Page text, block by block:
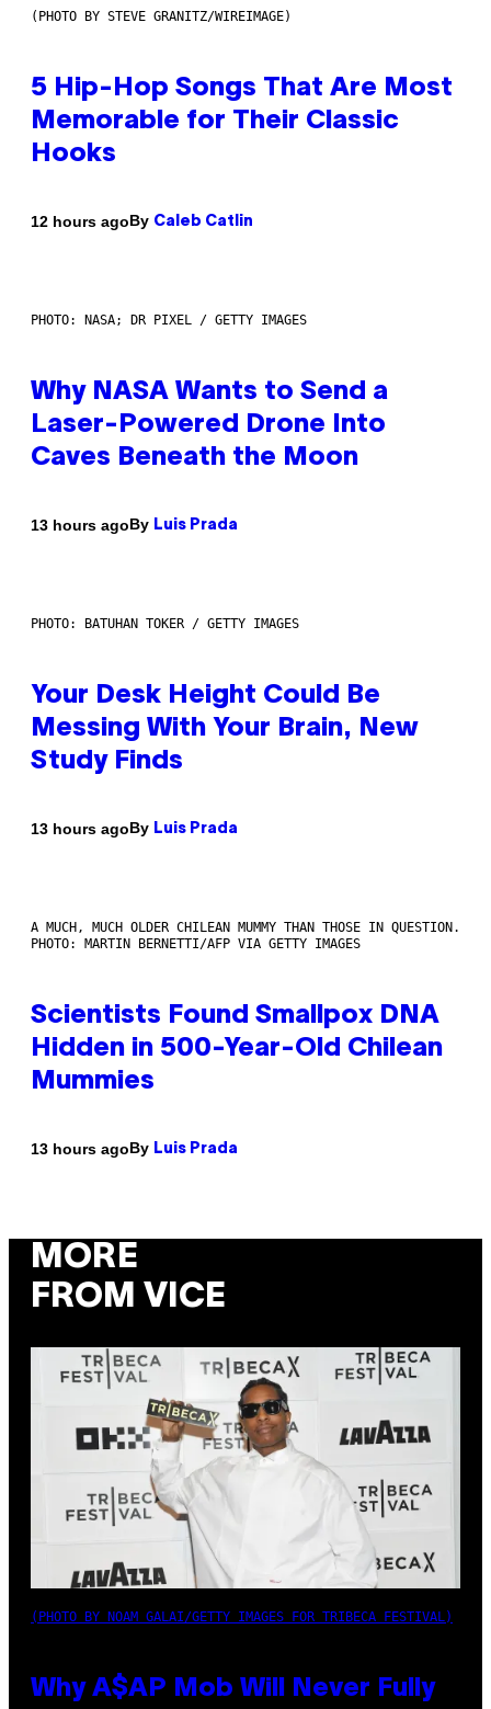
(PHOTO BY STEVE GRANITZ/WIREIMAGE)
5 Hip-Hop Songs That Are Most
Memorable for Their Classic
Hooks
12 hours agoBy Caleb Catlin
PHOTO: NASA; DR PIXEL / GETTY IMAGES
Why NASA Wants to Send a
Laser-Powered Drone Into
Caves Beneath the Moon
13 hours agoBy Luis Prada
PHOTO: BATUHAN TOKER / GETTY IMAGES
Your Desk Height Could Be
Messing With Your Brain, New
Study Finds
13 hours agoBy Luis Prada
A MUCH, MUCH OLDER CHILEAN MUMMY THAN THOSE IN QUESTION.
PHOTO: MARTIN BERNETTI/AFP VIA GETTY IMAGES
Scientists Found Smallpox DNA
Hidden in 500-Year-Old Chilean
Mummies
13 hours agoBy Luis Prada
MORE
FROM VICE
(PHOTO BY NOAM GALAI/GETTY IMAGES FOR TRIBECA FESTIVAL)
Why A$AP Mob Will Never Fully